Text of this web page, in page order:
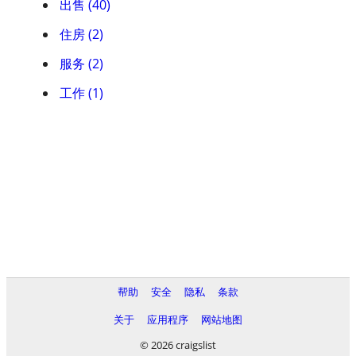
出售 (40)
住房 (2)
服务 (2)
工作 (1)
帮助 安全 隐私
条款
关于
应用程序
网站地图
© 2026 craigslist